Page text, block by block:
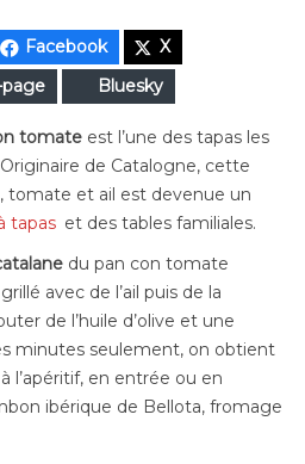
Facebook
X
Bluesky
tomate est l’une des tapas les
de Catalogne, cette
tomate et ail est devenue un
tapas et des tables familiales.
du pan con tomate
avec de l’ail puis de la
de l’huile d’olive et une
minutes seulement, on obtient
l’apéritif, en entrée ou en
ibérique de Bellota, fromage